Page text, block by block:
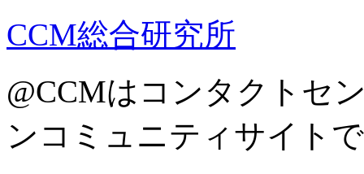
CCM総合研究所
@CCMはコンタクトセ
ンコミュニティサイト